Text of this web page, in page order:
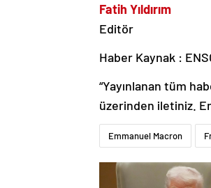
Fatih Yıldırım
Editör
Haber Kaynak :
“Yayınlanan tüm
üzerinden iletiniz.
Emmanuel Macron